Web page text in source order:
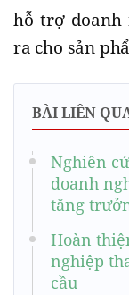
hỗ trợ doanh
ra cho sản
BÀI LIÊN
Nghiên
doanh
tăng
Hoàn
nghiệp
cầu